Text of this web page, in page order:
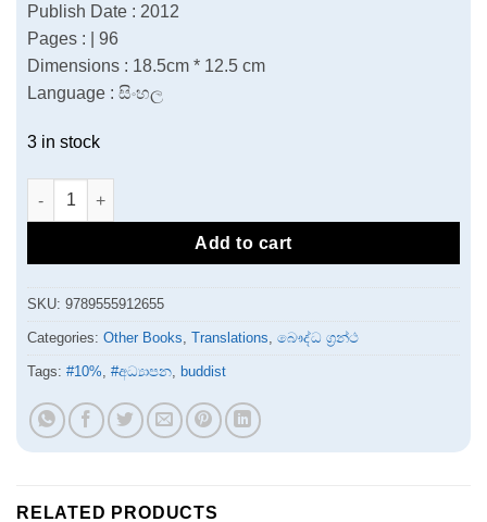
Publish Date : 2012
Pages : | 96
Dimensions : 18.5cm * 12.5 cm
Language : සිංහල
3 in stock
බුදු දහම පිළිබඳ මාක්ස්වාදී ප්‍රවේශයක් quantity
Add to cart
SKU: 9789555912655
Categories: Other Books, Translations, බෞද්ධ ග්‍රන්ථ
Tags: #10%, #අධ්‍යාපන, buddist
RELATED PRODUCTS